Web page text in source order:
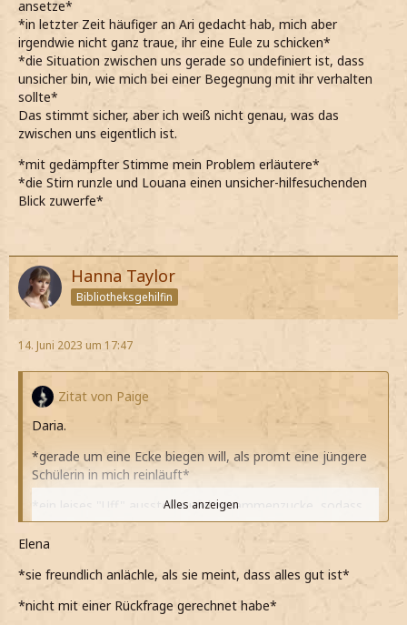
ansetze*
*in letzter Zeit häufiger an Ari gedacht hab, mich aber
irgendwie nicht ganz traue, ihr eine Eule zu schicken*
*die Situation zwischen uns gerade so undefiniert ist, dass
unsicher bin, wie mich bei einer Begegnung mit ihr verhalten
sollte*
Das stimmt sicher, aber ich weiß nicht genau, was das
zwischen uns eigentlich ist.
*mit gedämpfter Stimme mein Problem erläutere*
*die Stirn runzle und Louana einen unsicher-hilfesuchenden
Blick zuwerfe*
Hanna Taylor
Bibliotheksgehilfin
14. Juni 2023 um 17:47
Zitat von Paige
Daria.
*gerade um eine Ecke biegen will, als promt eine jüngere
Schülerin in mich reinläuft*
*ein leises "Uff" ausstoße und zusammenzucke, sodass
mir die Bücher aus der Hand fallen*
das aber leider auch nicht mehr funktioniert*
Alles gut - ist ja nichts passiert.
Alles anzeigen
Elena
*sie freundlich anlächle, als sie meint, dass alles gut ist*
*nicht mit einer Rückfrage gerechnet habe*